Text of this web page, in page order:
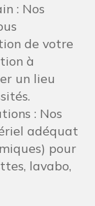
: Nos
de votre
à
un lieu
: Nos
adéquat
pour
lavabo,